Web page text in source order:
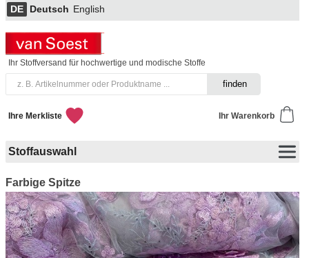
DE Deutsch English
Ihr Stoffversand für hochwertige und modische Stoffe
Ihr Warenkorb
Ihre Merkliste
Stoffauswahl
Farbige Spitze